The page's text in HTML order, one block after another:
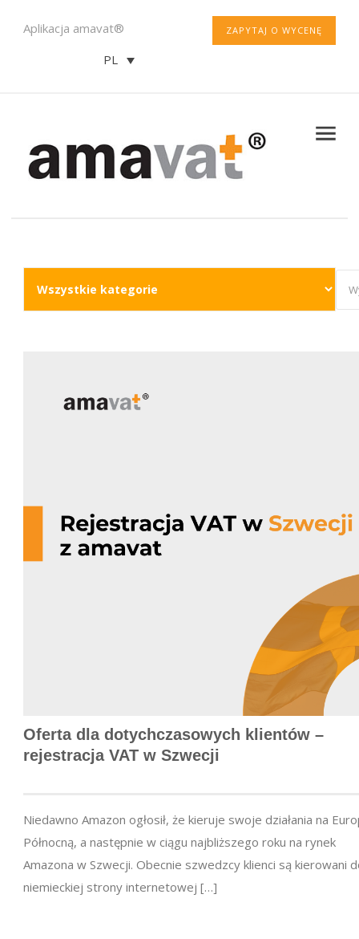
ZAPYTAJ O WYCENĘ
Aplikacja amavat®
PL
Oferta dla dotychczasowych klientów –
rejestracja VAT w Szwecji
Niedawno Amazon ogłosił, że kieruje swoje działania na
Północną, a następnie w ciągu najbliższego roku na rynek
Amazona w Szwecji. Obecnie szwedzcy klienci są kierowani
niemieckiej strony internetowej […]